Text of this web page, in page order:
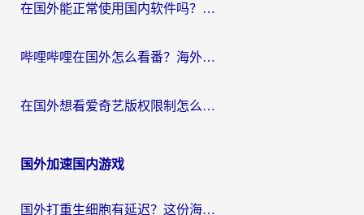
在国外能正常使用国内软件吗？海外党亲测有效的无缝访问指南
哔哩哔哩在国外怎么看番？海外党追剧看片的终极解决方案
在国外想看爱奇艺版权限制怎么办？海外华人必看的追剧自由指南
国外加速国内游戏
国外打重生细胞有延迟？这份海外畅玩国服游戏加速器终极指南请收好